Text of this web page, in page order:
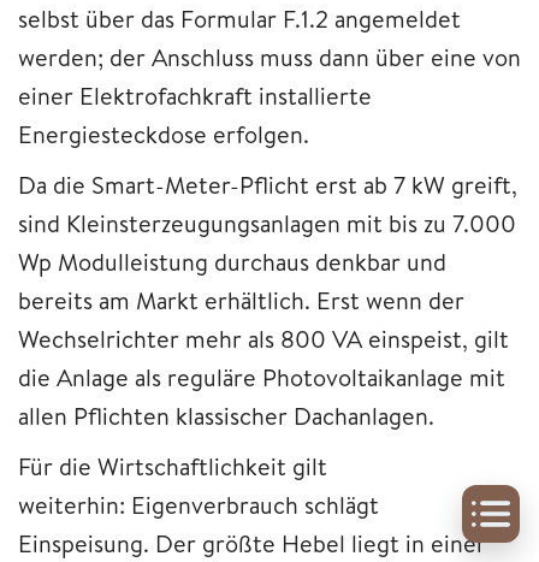
selbst über das Formular F.1.2 angemeldet
werden; der Anschluss muss dann über eine von
einer Elektrofachkraft installierte
Energiesteckdose erfolgen.
Da die Smart-Meter-Pflicht erst ab 7 kW greift,
sind Kleinsterzeugungsanlagen mit bis zu 7.000
Wp Modulleistung durchaus denkbar und
bereits am Markt erhältlich. Erst wenn der
Wechselrichter mehr als 800 VA einspeist, gilt
die Anlage als reguläre Photovoltaikanlage mit
allen Pflichten klassischer Dachanlagen.
Für die Wirtschaftlichkeit gilt
weiterhin: Eigenverbrauch schlägt
Einspeisung. Der größte Hebel liegt in einer